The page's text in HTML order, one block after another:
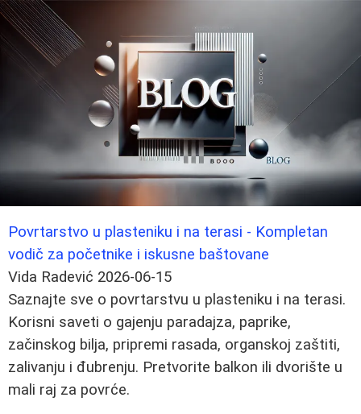
Povrtarstvo u plasteniku i na terasi - Kompletan
vodič za početnike i iskusne baštovane
Vida Radević 2026-06-15
Saznajte sve o povrtarstvu u plasteniku i na terasi.
Korisni saveti o gajenju paradajza, paprike,
začinskog bilja, pripremi rasada, organskoj zaštiti,
zalivanju i đubrenju. Pretvorite balkon ili dvorište u
mali raj za povrće.